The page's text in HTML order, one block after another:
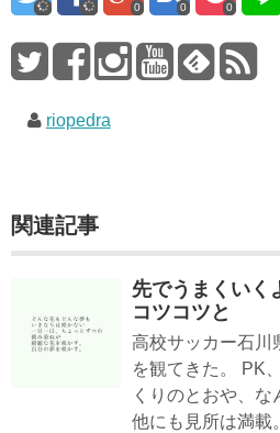
0 0 0
riopedra
関連記事
先でうまくいく
コツコツと
高校サッカー石川
を観てきた。 PK
くりのとおや、な
他にも見所は満載。